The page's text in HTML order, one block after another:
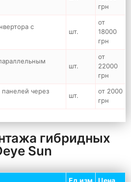
грн
с
шт.
от
18000
грн
шт.
от
22000
грн
через
шт.
от 2000
грн
гибридных
Sun
Ед.изм Цена